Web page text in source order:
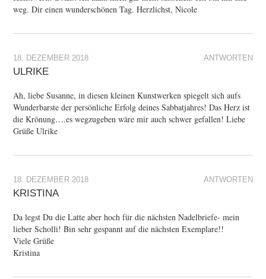
weg. Dir einen wunderschönen Tag. Herzlichst, Nicole
ANTWORTEN
18. DEZEMBER 2018
ULRIKE
Ah, liebe Susanne, in diesen kleinen Kunstwerken spiegelt sich aufs
Wunderbarste der persönliche Erfolg deines Sabbatjahres! Das Herz ist
die Krönung….es wegzugeben wäre mir auch schwer gefallen! Liebe
Grüße Ulrike
ANTWORTEN
18. DEZEMBER 2018
KRISTINA
Da legst Du die Latte aber hoch für die nächsten Nadelbriefe- mein
lieber Scholli! Bin sehr gespannt auf die nächsten Exemplare!!
Viele Grüße
Kristina